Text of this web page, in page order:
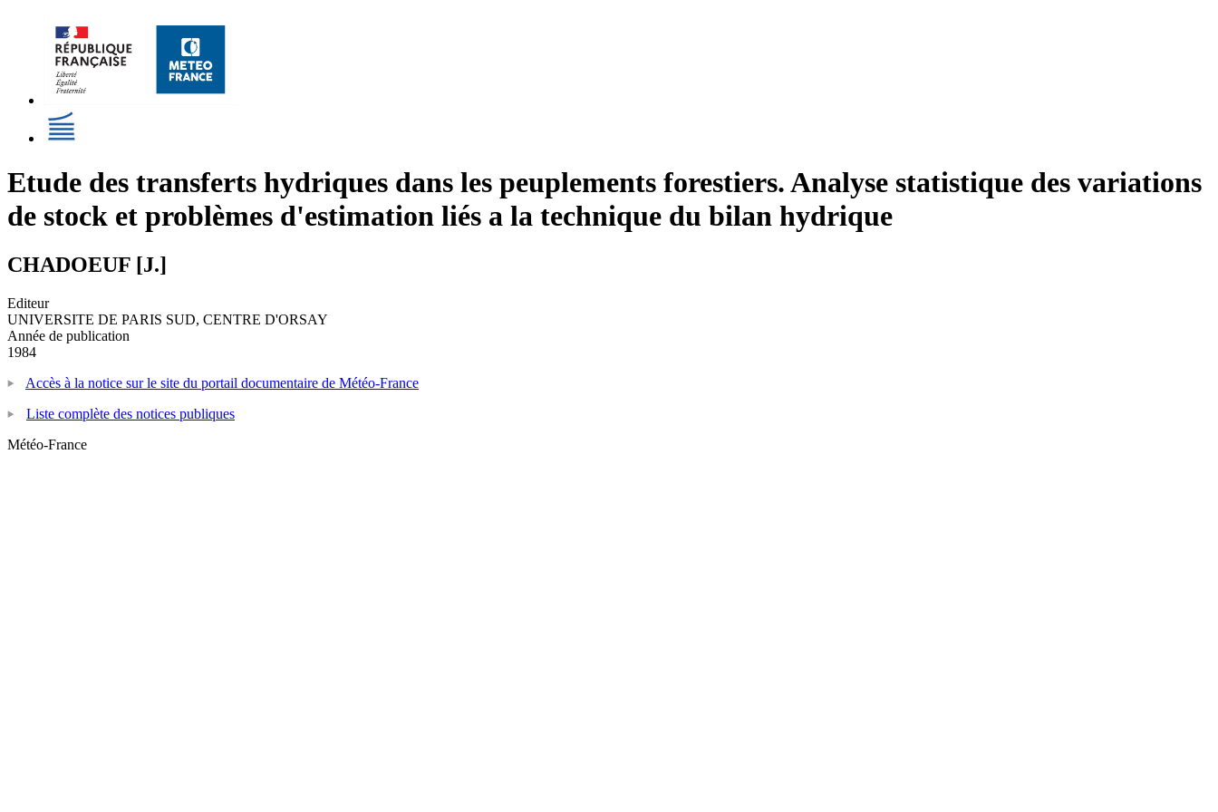
Etude des transferts hydriques dans les peuplements forestiers. Analyse statistique des variations
de stock et problèmes d'estimation liés a la technique du bilan hydrique
CHADOEUF [J.]
Editeur
UNIVERSITE DE PARIS SUD, CENTRE D'ORSAY
Année de publication
1984
Accès à la notice sur le site du portail documentaire de Météo-France
Liste complète des notices publiques
Météo-France